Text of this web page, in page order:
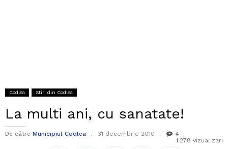
Codlea Stiri din Codlea
La multi ani, cu sanatate!
De către Municipiul Codlea 31 decembrie 2010
4
1.278 vizualizari